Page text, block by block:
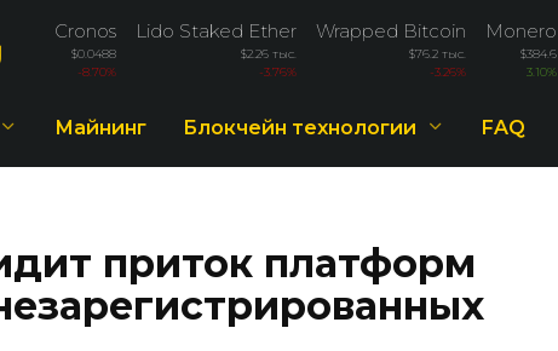
Cronos
$0.0488
-8.70%
Lido Staked Ether
$2.26 тыс.
-3.76%
Wrapped Bitcoin
$76.2 тыс.
-3.26%
Monero
$384.6
3.10%
Майнинг Блокчейн технологии FAQ
приток платформ